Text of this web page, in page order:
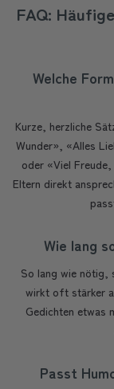
FAQ:
Welche
Kurze, herzliche
Wunder», «Alles
oder «Viel
Eltern direkt
Wie lang
So lang wie nötig,
wirkt oft stärker
Gedichten etwas
Passt